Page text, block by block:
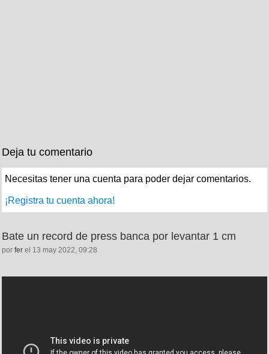
Deja tu comentario
Necesitas tener una cuenta para poder dejar comentarios.
¡Registra tu cuenta ahora!
Bate un record de press banca por levantar 1 cm
por fer el 13 may 2022, 09:28